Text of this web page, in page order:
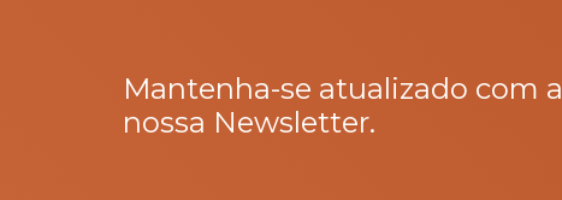
Mantenha-se atualizado com a
nossa Newsletter.